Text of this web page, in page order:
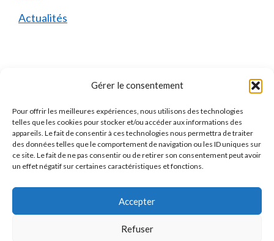
Gérer le consentement
Pour offrir les meilleures expériences, nous utilisons des technologies
telles que les cookies pour stocker et/ou accéder aux informations des
appareils. Le fait de consentir à ces technologies nous permettra de traiter
des données telles que le comportement de navigation ou les ID uniques sur
ce site. Le fait de ne pas consentir ou de retirer son consentement peut avoir
un effet négatif sur certaines caractéristiques et fonctions.
Accepter
Refuser
Actualités
Mentions Légales
Qui sommes-nous ?
Mentions Légales
Politique de Confidentialité
Politique des Cookies
Contact